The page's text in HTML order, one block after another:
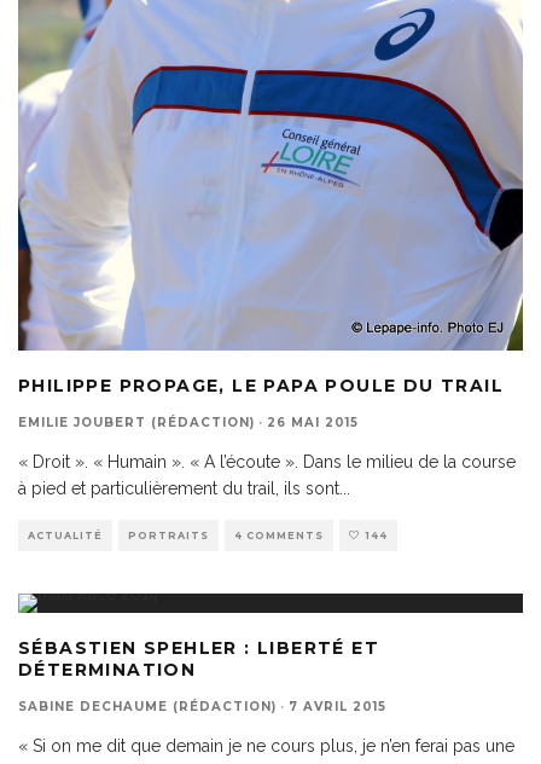
PHILIPPE PROPAGE, LE PAPA POULE DU TRAIL
EMILIE JOUBERT (RÉDACTION) · 26 MAI 2015
« Droit ». « Humain ». « A l’écoute ». Dans le milieu de la course
à pied et particulièrement du trail, ils sont
ACTUALITÉ PORTRAITS 4 COMMENTS 144
SÉBASTIEN SPEHLER : LIBERTÉ ET
DÉTERMINATION
SABINE DECHAUME (RÉDACTION) · 7 AVRIL 2015
« Si on me dit que demain je ne cours plus, je n’en ferai pas une